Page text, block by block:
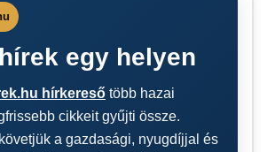
egy helyen
hírkereső több hazai
cikkeit gyűjti össze.
a gazdasági, nyugdíjjal és